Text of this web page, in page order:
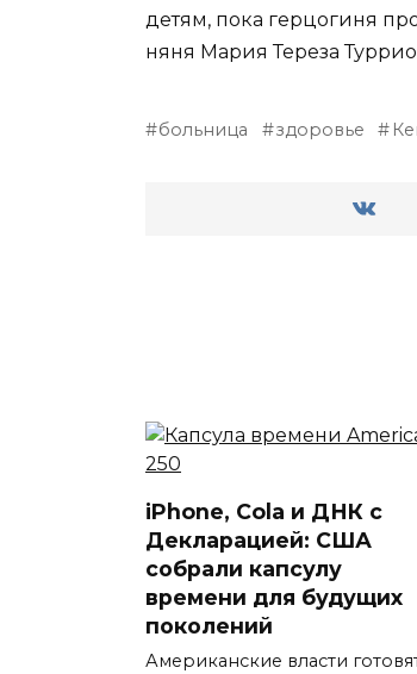
детям, пока герцогиня
няня Мария Тереза
больница здоровье
iPhone, Cola и ДНК с
Декларацией: США
собрали капсулу
времени для будущих
поколений
Американские власти